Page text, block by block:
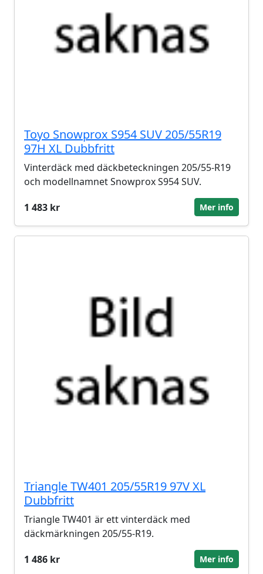
Toyo Snowprox S954 SUV 205/55R19
97H XL Dubbfritt
Vinterdäck med däckbeteckningen 205/55-R19
och modellnamnet Snowprox S954 SUV.
1 483 kr
Mer info
Triangle TW401 205/55R19 97V XL
Dubbfritt
Triangle TW401 är ett vinterdäck med
däckmärkningen 205/55-R19.
1 486 kr
Mer info